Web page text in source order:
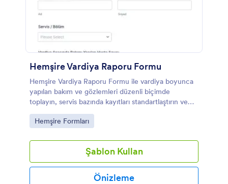
Hemşire Vardiya Raporu Formu
Hemşire Vardiya Raporu Formu ile vardiya boyunca
yapılan bakım ve gözlemleri düzenli biçimde
toplayın, servis bazında kayıtları standartlaştırın ve
Jotform ile form yanıtlarını hızlıca takip edin.
Go to Category:
Hemşire Formları
Şablon Kullan
Önizleme